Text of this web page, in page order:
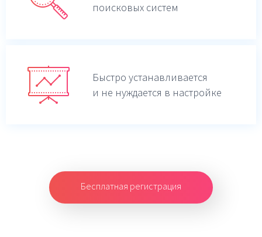
поисковых систем
Быстро устанавливается
и не нуждается в настройке
Бесплатная регистрация